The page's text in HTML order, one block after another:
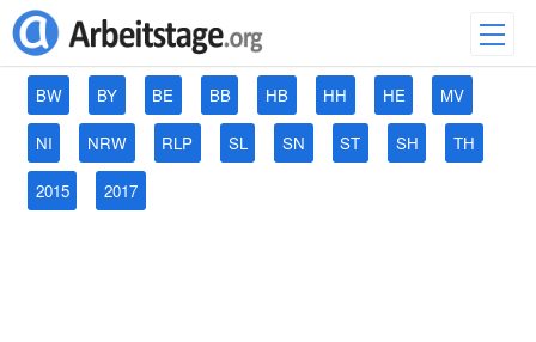
BW BY BE BB HB HH HE MV
NI NRW RLP SL SN ST SH TH
2015 2017